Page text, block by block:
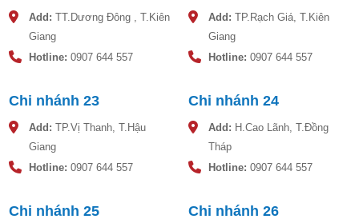
quấn băng tan đảm bảo cho nước trong bồn không bị rò ra
ngoài.
Tùy từng mục đích sử dụng mà khoan đường xả cặn và
lần đầu tiên cần kiểm tra hoạt động của van phao điện, việc
đóng khi phao nâng lên quá vị trí từ chân van đến đầu trên
của quả phao là đạt yêu cầu. Và khi nước rút khỏi làm cho
Kiểm tra quanh khu vực để bồn – tránh các vật sắc nhọn có
Add: TT.Dương Đông , T.Kiên
Giang
Hotline: 0907 644 557
Add: TP.Rạch Giá, T.Kiên
Giang
Hotline: 0907 644 557
Chi nhánh 23
Add: TP.Vị Thanh, T.Hậu
Giang
Hotline: 0907 644 557
Chi nhánh 24
Add: H.Cao Lãnh, T.Đồng
Tháp
Hotline: 0907 644 557
Chi nhánh 25 Chi nhánh 26